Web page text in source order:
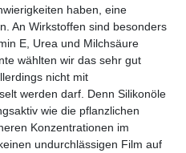
haben, eine
An Wirkstoffen sind besonders
E, Urea und Milchsäure
wählten wir das sehr gut
nicht mit
werden darf. Denn Silikonöle
wie die pflanzlichen
Konzentrationen im
undurchlässigen Film auf